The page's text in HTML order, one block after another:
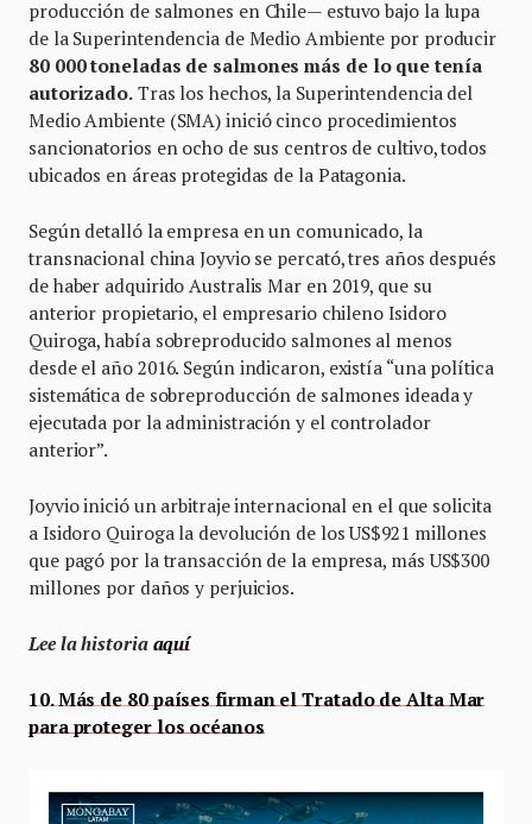
producción de salmones en Chile— estuvo bajo la lupa
de la Superintendencia de Medio Ambiente por producir
80 000 toneladas de salmones más de lo que tenía
autorizado.Tras los hechos, la Superintendencia del
Medio Ambiente (SMA) inició cinco procedimientos
sancionatorios en ocho de sus centros de cultivo, todos
ubicados en áreas protegidas de la Patagonia.
Según detalló la empresa en un comunicado, la
transnacional china Joyvio se percató, tres años después
de haber adquirido Australis Mar en 2019, que su
anterior propietario, el empresario chileno Isidoro
Quiroga, había sobreproducido salmones al menos
desde el año 2016. Según indicaron, existía “una política
sistemática de sobreproducción de salmones ideada y
ejecutada por la administración y el controlador
anterior”.
Joyvio inició un arbitraje internacional en el que solicita
a Isidoro Quiroga la devolución de los US$921 millones
que pagó por la transacción de la empresa, más US$300
millones por daños y perjuicios.
Lee la historia aquí
10. Más de 80 países firman el Tratado de Alta Mar
para proteger los océanos